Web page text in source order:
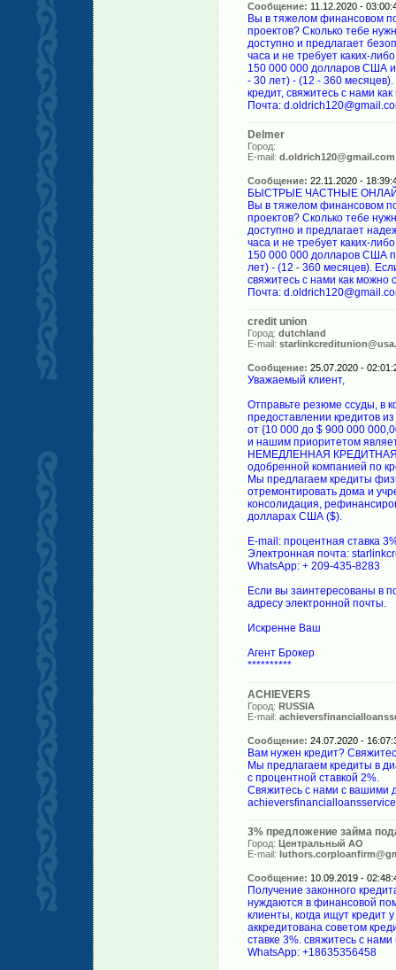
Сообщение: 11.12.2020 -
Вы в тяжелом финансовом
проектов? Сколько тебе
доступно и предлагает
часа и не требует каких-
150 000 000 долларов США и
- 30 лет) - (12 - 360
кредит, свяжитесь с нами
Почта:
Delmer
Город:
E-mail: d.oldrich120@gmail.com
Сообщение: 22.11.2020 -
БЫСТРЫЕ ЧАСТНЫЕ
Вы в тяжелом финансовом
проектов? Сколько тебе
доступно и предлагает
часа и не требует каких-
150 000 000 долларов США
лет) - (12 - 360 месяцев).
свяжитесь с нами как можно
Почта:
credit union
Город: dutchland
E-mail:
Сообщение: 25.07.2020 -
Уважаемый клиент,
Отправьте резюме ссуды, в
предоставлении кредитов
от {10 000 до $ 900 000
и нашим приоритетом
НЕМЕДЛЕННАЯ КРЕДИТНАЯ
одобренной компанией по
Мы предлагаем кредиты
отремонтировать дома и
консолидация,
долларах США ($).
E-mail: процентная ставка
Электронная почта:
WhatsApp: + 209-435-8283
Если вы заинтересованы в
адресу электронной почты.
Искренне Ваш
Агент Брокер
**********
ACHIEVERS
Город: RUSSIA
E-mail:
Сообщение: 24.07.2020 -
Вам нужен кредит?
Мы предлагаем кредиты в
с процентной ставкой 2%.
Свяжитесь с нами с вашими
3% предложение займа
Город: Центральный АО
E-mail:
Сообщение: 10.09.2019 -
Получение законного
нуждаются в финансовой
клиенты, когда ищут кредит
аккредитована советом
ставке 3%. свяжитесь с
WhatsApp: +18635356458